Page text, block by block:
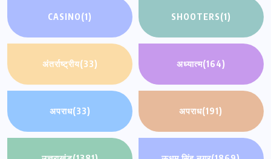
CASINO(1) SHOOTERS(1)
अंतर्राष्ट्रीय(33) अध्यात्म(164)
अपराध(33) अपराध(191)